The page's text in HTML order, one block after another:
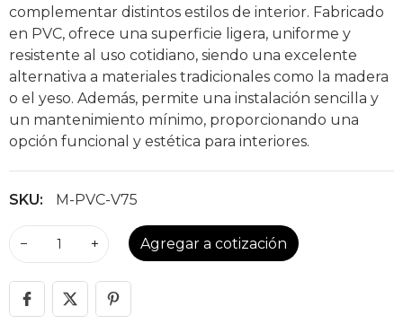
complementar distintos estilos de interior. Fabricado
en PVC, ofrece una superficie ligera, uniforme y
resistente al uso cotidiano, siendo una excelente
alternativa a materiales tradicionales como la madera
o el yeso. Además, permite una instalación sencilla y
un mantenimiento mínimo, proporcionando una
opción funcional y estética para interiores.
SKU: M-PVC-V75
− + Agregar a cotización